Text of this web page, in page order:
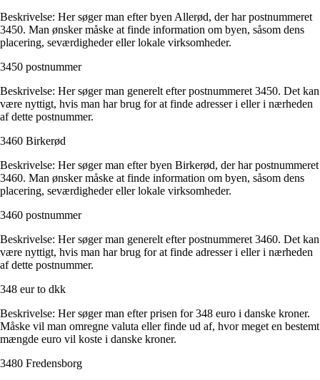
Beskrivelse: Her søger man efter byen Allerød, der har postnummeret
3450. Man ønsker måske at finde information om byen, såsom dens
placering, seværdigheder eller lokale virksomheder.
3450 postnummer
Beskrivelse: Her søger man generelt efter postnummeret 3450. Det kan
være nyttigt, hvis man har brug for at finde adresser i eller i nærheden
af dette postnummer.
3460 Birkerød
Beskrivelse: Her søger man efter byen Birkerød, der har postnummeret
3460. Man ønsker måske at finde information om byen, såsom dens
placering, seværdigheder eller lokale virksomheder.
3460 postnummer
Beskrivelse: Her søger man generelt efter postnummeret 3460. Det kan
være nyttigt, hvis man har brug for at finde adresser i eller i nærheden
af dette postnummer.
348 eur to dkk
Beskrivelse: Her søger man efter prisen for 348 euro i danske kroner.
Måske vil man omregne valuta eller finde ud af, hvor meget en bestemt
mængde euro vil koste i danske kroner.
3480 Fredensborg